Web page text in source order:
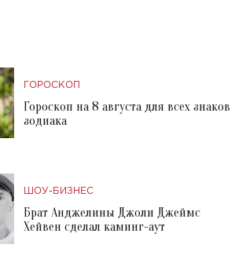
ГОРОСКОП
Гороскоп на 8 августа для всех знаков
зодиака
ШОУ-БИЗНЕС
Брат Анджелины Джоли Джеймс
Хейвен сделал каминг-аут